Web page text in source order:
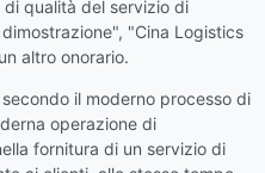
qualità del servizio di
"Cina Logistics
altro onorario.
il moderno processo di
operazione di
fornitura di un servizio di